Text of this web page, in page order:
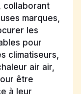
collaborant
marques,
les
pour
climatiseurs,
air air,
être
à leur